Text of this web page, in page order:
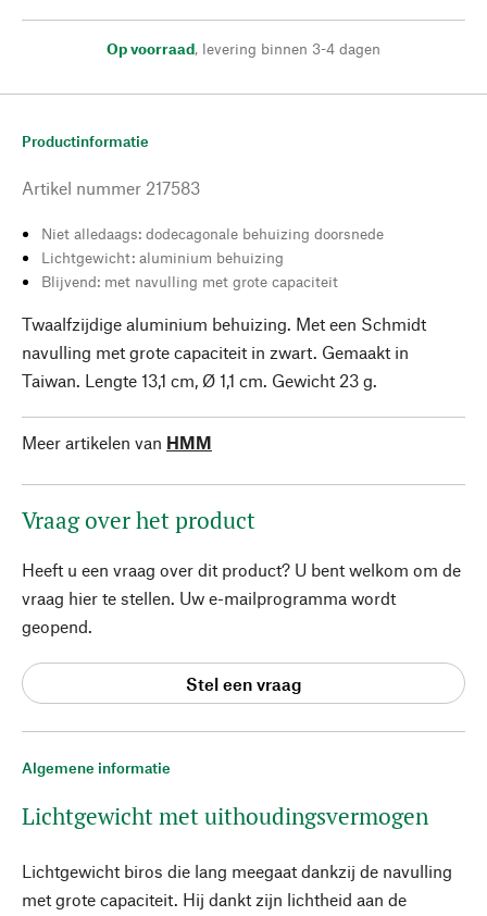
Op voorraad, levering binnen 3-4 dagen
Algemene informatie
Lichtgewicht met uithoudingsvermogen
Lichtgewicht biros die lang meegaat dankzij de navulling
met grote capaciteit. Hij dankt zijn lichtheid aan de
Productinformatie
Artikel nummer 217583
Niet alledaags: dodecagonale behuizing doorsnede
Lichtgewicht: aluminium behuizing
Blijvend: met navulling met grote capaciteit
Twaalfzijdige aluminium behuizing. Met een Schmidt
navulling met grote capaciteit in zwart. Gemaakt in
Taiwan. Lengte 13,1 cm, Ø 1,1 cm. Gewicht 23 g.
Meer artikelen van HMM
Vraag over het product
Heeft u een vraag over dit product? U bent welkom om de
vraag hier te stellen. Uw e-mailprogramma wordt
geopend.
Stel een vraag